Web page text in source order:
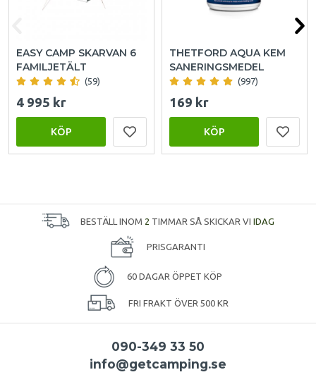
EASY CAMP SKARVAN 6
FAMILJETÄLT
(59)
4 995 kr
KÖP
THETFORD AQUA KEM
SANERINGSMEDEL
(997)
169 kr
KÖP
BESTÄLL INOM 2 TIMMAR SÅ SKICKAR VI IDAG
PRISGARANTI
60 DAGAR ÖPPET KÖP
FRI FRAKT ÖVER 500 KR
090-349 33 50
info@getcamping.se